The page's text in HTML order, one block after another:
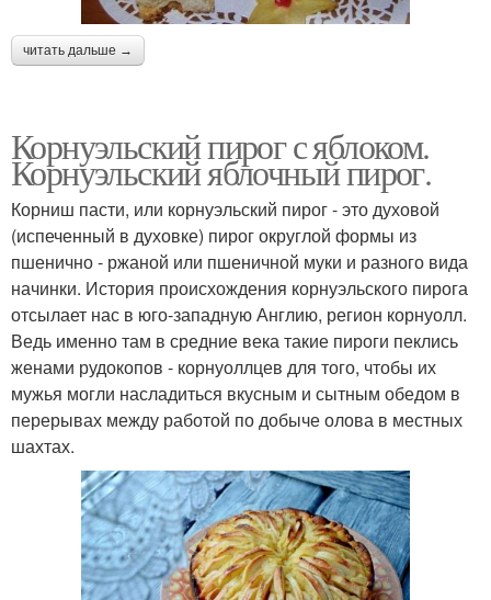
читать дальше →
Корнуэльский пирог с яблоком.
Корнуэльский яблочный пирог.
Корниш пасти, или корнуэльский пирог - это духовой
(испеченный в духовке) пирог округлой формы из
пшенично - ржаной или пшеничной муки и разного вида
начинки. История происхождения корнуэльского пирога
отсылает нас в юго-западную Англию, регион корнуолл.
Ведь именно там в средние века такие пироги пеклись
женами рудокопов - корнуоллцев для того, чтобы их
мужья могли насладиться вкусным и сытным обедом в
перерывах между работой по добыче олова в местных
шахтах.